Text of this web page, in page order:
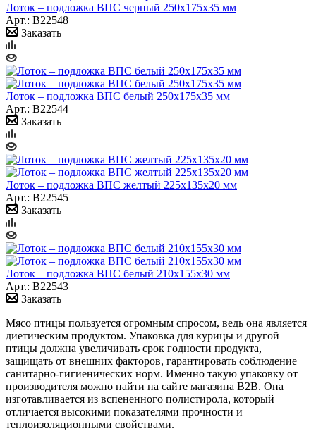
Лоток – подложка ВПС черный 250х175х35 мм
Арт.: B22548
Заказать
Лоток – подложка ВПС белый 250х175х35 мм
Арт.: B22544
Заказать
Лоток – подложка ВПС желтый 225х135х20 мм
Арт.: B22545
Заказать
Лоток – подложка ВПС белый 210x155x30 мм
Арт.: B22543
Заказать
Мясо птицы пользуется огромным спросом, ведь она является
диетическим продуктом. Упаковка для курицы и другой
птицы должна увеличивать срок годности продукта,
защищать от внешних факторов, гарантировать соблюдение
санитарно-гигиенических норм. Именно такую упаковку от
производителя можно найти на сайте магазина B2B. Она
изготавливается из вспененного полистирола, который
отличается высокими показателями прочности и
теплоизоляционными свойствами.